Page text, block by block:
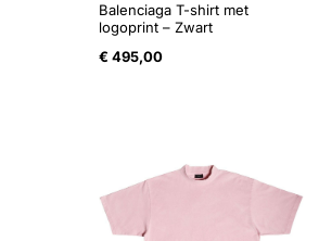
Balenciaga T-shirt met
logoprint – Zwart
€ 495,00